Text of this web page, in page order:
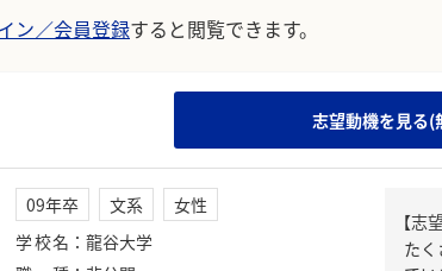
ン／会員登録すると閲覧できます。
志望動機を見る(
09年卒 文系
女性
学校名 ： 龍谷大学
【志
た